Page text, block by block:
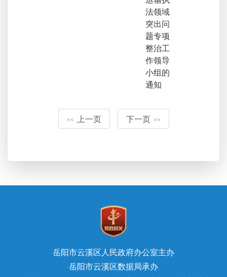
法领域
突出问
题专项
整治工
作领导
小组的
通知
<< 上一页 下一页 >>
岳阳市云溪区人民政府办公室主办
岳阳市云溪区数据局承办